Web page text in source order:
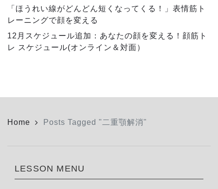
「ほうれい線がどんどん短くなってくる！」表情筋ト
レーニングで顔を変える
12月スケジュール追加：あなたの顔を変える！顔筋ト
レ スケジュール(オンライン＆対面）
Home Posts Tagged "二重顎解消"
LESSON MENU